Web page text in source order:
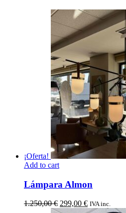
¡Oferta!
Add to cart
Lámpara Almon
1.250,00€ El
299,00 €ElIVA inc.